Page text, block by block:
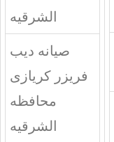
الشرقيه
صيانه ديب
فريزر كريازى
محافظه
الشرقيه